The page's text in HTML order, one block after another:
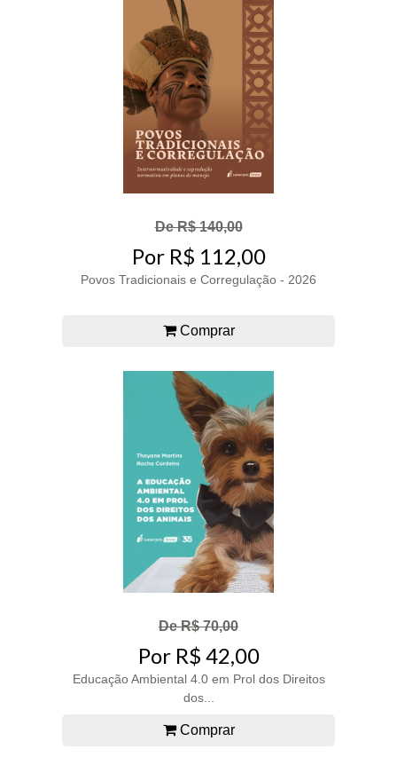
De R$ 140,00
Por R$ 112,00
Povos Tradicionais e Corregulação - 2026
Comprar
De R$ 70,00
Por R$ 42,00
Educação Ambiental 4.0 em Prol dos Direitos
dos...
Comprar